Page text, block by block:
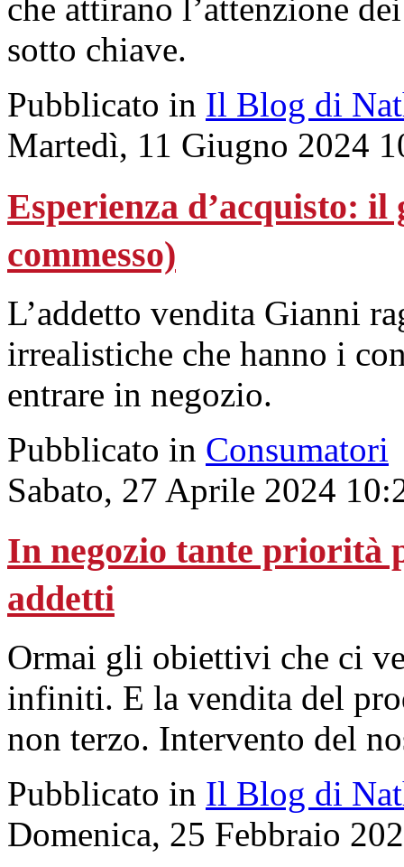
che attirano l’attenzione
sotto chiave.
Pubblicato in Il Blog di
Martedì, 11 Giugno 2024
Esperienza d’acquisto:
commesso)
L’addetto vendita Gianni
irrealistiche che hanno i
entrare in negozio.
Pubblicato in Consumatori
Sabato, 27 Aprile 2024
In negozio tante priorità
addetti
Ormai gli obiettivi che ci
infiniti. E la vendita del
non terzo. Intervento del
Pubblicato in Il Blog di
Domenica, 25 Febbraio